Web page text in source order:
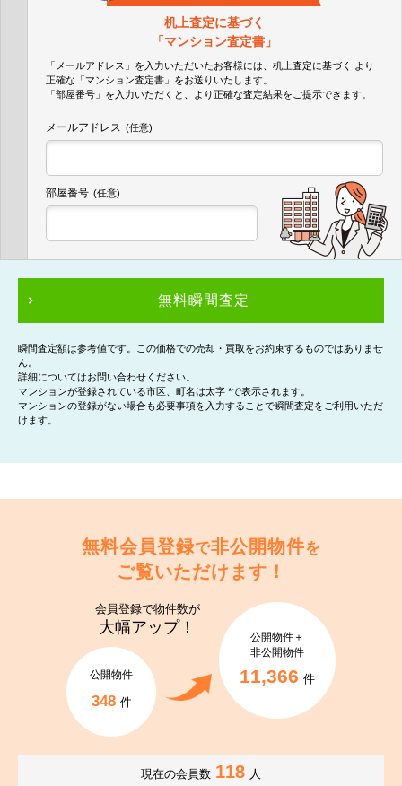
机上査定に基づく
「マンション査定書」
「メールアドレス」を入力いただいたお客様には、机上査定に基づく
より
正確な 「マンション査定書」 をお送りいたします。
「部屋番号」を入力いただくと、より正確な査定結果をご提示できます。
メールアドレス (任意)
部屋番号 (任意)
無料瞬間査定
瞬間査定額は参考値です。この価格での売却・買取をお約束するものではありませ
ん。
詳細についてはお問い合わせください。
マンションが登録されている市区、町名は太字 *で表示されます。
マンションの登録がない場合も必要事項を入力することで瞬間査定をご利用いただ
けます。
無料会員登録で非公開物件を
ご覧いただけます！
会員登録で物件数が
大幅アップ！
公開物件
348 件
公開物件＋
非公開物件
11,366 件
現在の会員数 118 人